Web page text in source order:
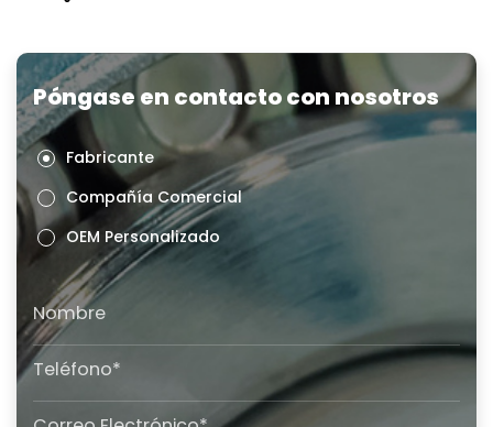
Póngase en contacto con nosotros
Fabricante
Compañía Comercial
OEM Personalizado